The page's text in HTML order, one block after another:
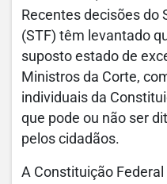
Recentes decisões do
(STF) têm levantado
suposto estado de
Ministros da Corte,
individuais da
que pode ou não ser
pelos cidadãos.
A Constituição Federal